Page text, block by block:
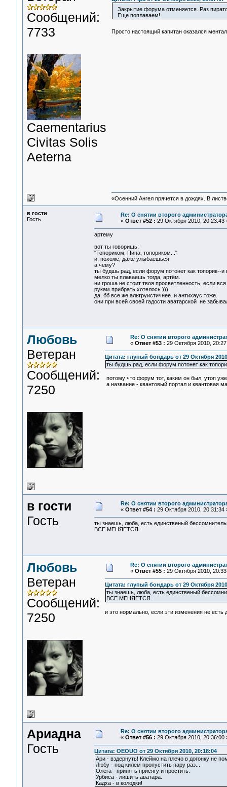
Сообщений:
7733
Сaementarius
Civitas Solis
Aeterna
Закрытие форума отменяется. Раз
Еще поплаваем!
Просто настоящий капитан оказался
«Осенний Ангел прячется в дождях. В
в гости
Гость
Re: О снятии второго
« Ответ #52 : 29 Октября 2010, 20:23:43
артему
вот ты говоришь:
"Топориком, Пипа, топориком..."
и, похоже, даже улыбаешься.
а чему?
ты будшь рад, если форум потонет как топорик--и
мелко ты плаваешь тогда, артём.
ни гроша не стоит твоя просветленность, если
рукам прибрать хотелось.)))
да, бб все же альтруистичнее. и антихаус тоже.
они при всей своей гадости аватарской не
Любовь
Ветеран
Сообщений:
7250
Re: О снятии второго
« Ответ #53 : 29 Октября 2010,
Цитата: глупый бондарь от 29 Октября
ты будшь рад, если форум потонет как
потому что форум тот, каким он был, утоп
а название - квантовый портал и квантовая
в гости
Гость
Re: О снятии второго
« Ответ #54 : 29 Октября 2010, 20:31:34
ты знаешь, люба, есть единственый
ВСЕ МЕНЯЕТСЯ.
Любовь
Ветеран
Сообщений:
7250
Re: О снятии второго
« Ответ #55 : 29 Октября 2010,
Цитата: глупый бондарь от 29 Октября
ты знаешь, люба, есть единственый
ВСЕ МЕНЯЕТСЯ.
и это нормально, если эти изменения не есть
Ариадна
Гость
Re: О снятии второго
« Ответ #56 : 29 Октября 2010, 20:36:00
Цитата: OEOUO от 29 Октября 2010, 20:18:04
Ари - вздернуть! Клеймо на плечо в догонку не
Любу - под килем пропустить пару раз...
Олега - принять присягу и простить.
Урбиса - лишить аватара.
Кадха - в колодки!